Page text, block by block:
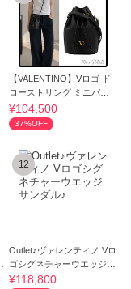
【VALENTINO】Vロゴ ド
ローストリング ミニバケ
ットバッグ 新作
¥104,500
37%OFF
12
Outlet♪ヴァレンティノ Vロ
ゴシグネチャーウエッジサ
ンダル♪
¥118,800